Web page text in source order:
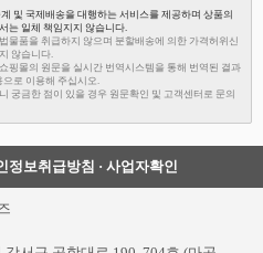
및 국제배송을 대행하는 서비스를 제공하며 상품의
는 일체 책임지지 않습니다.
물품을 취급하지 않으며 분할배송에 의한 가격허위신
않습니다.
핑몰의 원문을 실시간 번역시스템을 통해 번역된 결과
으로 이용해 주십시오.
궁금한 점이 있을 경우 원문확인 및 고객센터로 문의
정보취급방침 · 사업자확인